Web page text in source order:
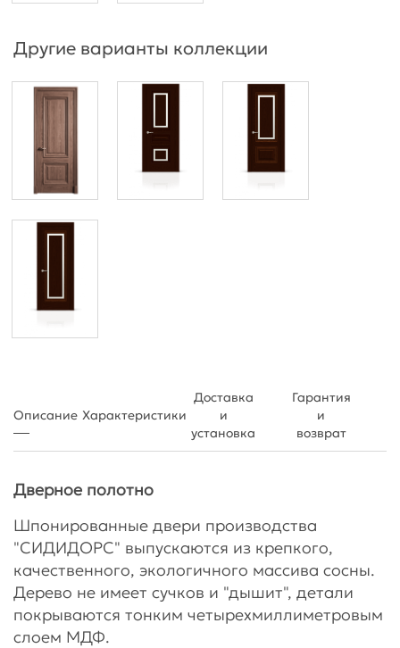
Другие варианты коллекции
Описание Характеристики
Доставка
и
установка
Гарантия
и
возврат
Дверное полотно
Шпонированные двери производства
"СИДИДОРС" выпускаются из крепкого,
качественного, экологичного массива сосны.
Дерево не имеет сучков и "дышит", детали
покрываются тонким четырехмиллиметровым
слоем МДФ.